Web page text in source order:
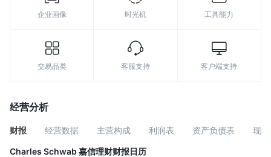
企业画像 时光机 工具能力
交易品类 客服支持 客户端支持
经营分析
财报 经营数据 主营构成 利润表 资产负债表 现
Charles Schwab 嘉信理财财报日历